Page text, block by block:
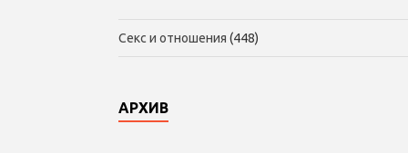
Секс и отношения (448)
АРХИВ